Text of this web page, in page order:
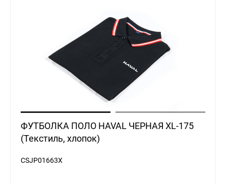
ФУТБОЛКА ПОЛО HAVAL ЧЕРНАЯ XL-175
(Текстиль, хлопок)
CSJP01663X